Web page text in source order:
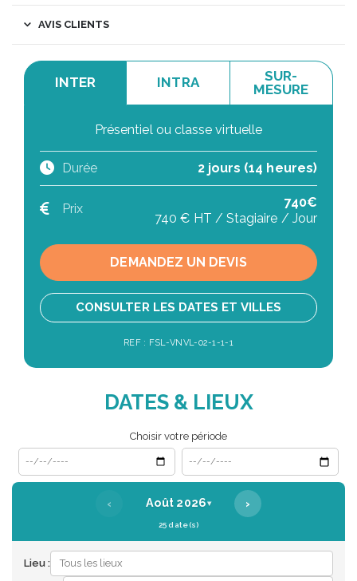
AVIS CLIENTS
INTER INTRA
SUR-
MESURE
Présentiel ou classe virtuelle
Durée 2 jours (14 heures)
Prix
740€
740 € HT / Stagiaire / Jour
DEMANDEZ UN DEVIS
CONSULTER LES DATES ET VILLES
REF : FSL-VNVL-02-1-1-1
DATES & LIEUX
Choisir votre période
Date de début
Date de fin
‹ Août 2026▾ ›
25 date(s)
Lieu :